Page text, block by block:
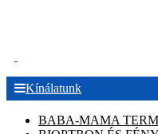
Kínálatunk
BABA-MAMA